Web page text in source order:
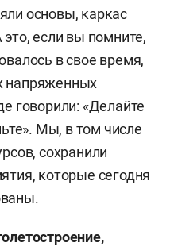
основы, каркас
если вы помните,
в свое время,
напряженных
говорили: «Делайте
Мы, в том числе
сохранили
которые сегодня